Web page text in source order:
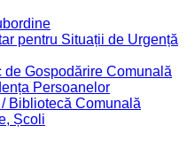
pentru Situații de Urgență
Gospodărire Comunală
Persoanelor
Bibliotecă Comunală
Școli